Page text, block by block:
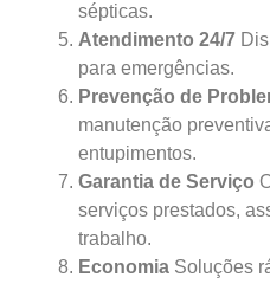
sépticas.
Atendimento 24/7
para emergências.
Prevenção de
manutenção
entupimentos.
Garantia de Serviço
serviços prestados,
trabalho.
Economia Soluções